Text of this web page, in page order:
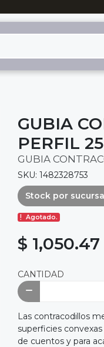
GUBIA
PERFIL
GUBIA
SKU: 1482328753
Stock por
Agotado.
$ 1,050.47
CANTIDAD
Las contracodillos
superficies
de cuentos y para